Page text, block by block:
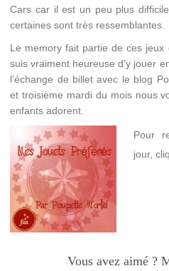
Cars car il est un peu plus
certaines sont très ressemblantes.
Le memory fait partie de ces jeux
suis vraiment heureuse d’y jouer
l’échange de billet avec le blog
et troisième mardi du mois nous
enfants adorent.
Pour
jour,
Vous avez aimé ?